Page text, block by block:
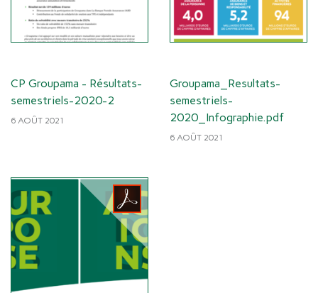
CP Groupama - Résultats-
semestriels-2020-2
6 AOÛT 2021
Groupama_Resultats-
semestriels-
2020_Infographie.pdf
6 AOÛT 2021